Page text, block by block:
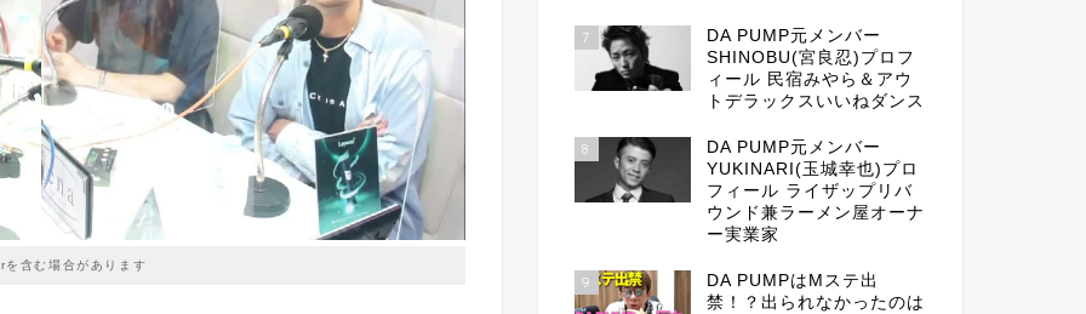
を含む場合があります
7
DA PUMP元メンバー
SHINOBU(宮良忍)プロフ
ィール 民宿みやら＆アウ
トデラックスいいねダンス
8
DA PUMP元メンバー
YUKINARI(玉城幸也)プロ
フィール ライザップリバ
ウンド兼ラーメン屋オーナ
ー実業家
9
DA PUMPはMステ出
禁！？出られなかったのは